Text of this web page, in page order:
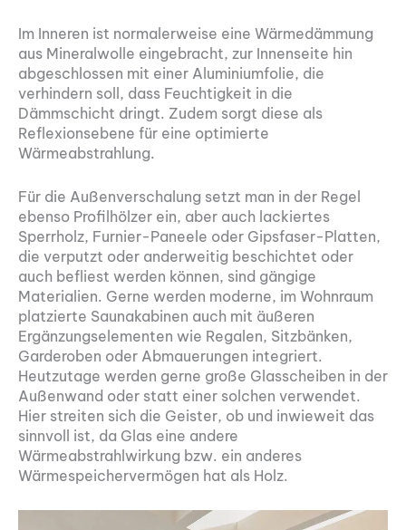
Im Inneren ist normalerweise eine Wärmedämmung
aus Mineralwolle eingebracht, zur Innenseite hin
abgeschlossen mit einer Aluminiumfolie, die
verhindern soll, dass Feuchtigkeit in die
Dämmschicht dringt. Zudem sorgt diese als
Reflexionsebene für eine optimierte
Wärmeabstrahlung.
Für die Außenverschalung setzt man in der Regel
ebenso Profilhölzer ein, aber auch lackiertes
Sperrholz, Furnier-Paneele oder Gipsfaser-Platten,
die verputzt oder anderweitig beschichtet oder
auch befliest werden können, sind gängige
Materialien. Gerne werden moderne, im Wohnraum
platzierte Saunakabinen auch mit äußeren
Ergänzungselementen wie Regalen, Sitzbänken,
Garderoben oder Abmauerungen integriert.
Heutzutage werden gerne große Glasscheiben in der
Außenwand oder statt einer solchen verwendet.
Hier streiten sich die Geister, ob und inwieweit das
sinnvoll ist, da Glas eine andere
Wärmeabstrahlwirkung bzw. ein anderes
Wärmespeichervermögen hat als Holz.